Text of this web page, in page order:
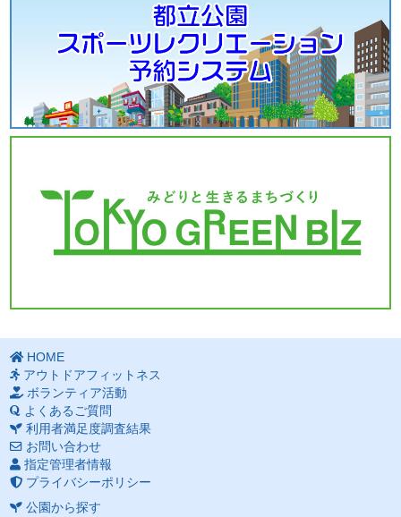
HOME
アウトドアフィットネス
ボランティア活動
よくあるご質問
利用者満足度調査結果
お問い合わせ
指定管理者情報
プライバシーポリシー
公園から探す